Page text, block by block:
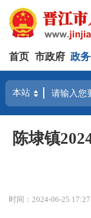
首页 市政府 政
陈埭镇
时间：2024-06-25 17:27